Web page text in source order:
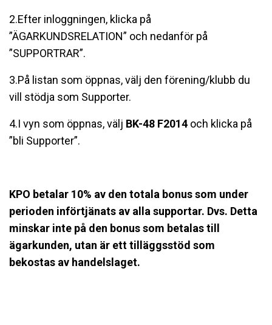
2.Efter inloggningen, klicka på
”ÄGARKUNDSRELATION” och nedanför på
”SUPPORTRAR”.
3.På listan som öppnas, välj den förening/klubb du
vill stödja som Supporter.
4.I vyn som öppnas, välj BK-48 F2014 och klicka på
”bli Supporter”.
KPO betalar 10% av den totala bonus som under
perioden införtjänats av alla supportar. Dvs. Detta
minskar inte på den bonus som betalas till
ägarkunden, utan är ett tilläggsstöd som
bekostas av handelslaget.